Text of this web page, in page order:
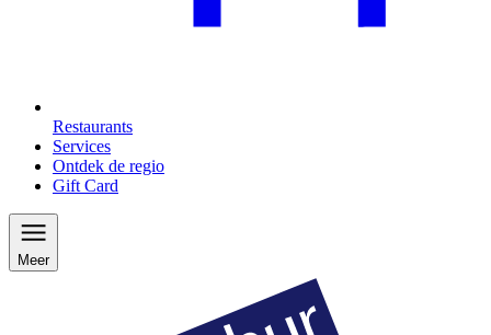
Restaurants
Services
Ontdek de regio
Gift Card
Meer